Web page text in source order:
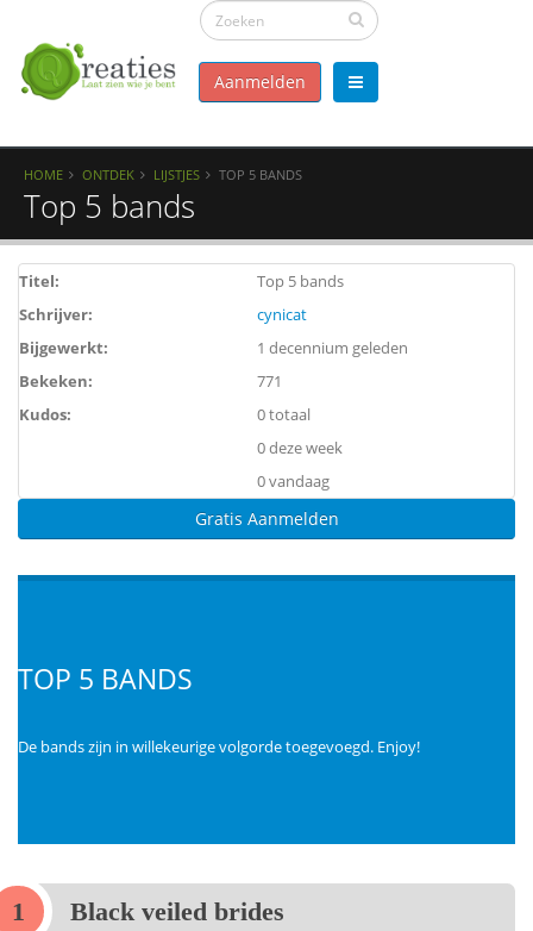
Aanmelden
HOME ONTDEK LIJSTJES TOP 5 BANDS
Top 5 bands
Titel:
Top 5 bands
Schrijver:
cynicat
Bijgewerkt:
1 decennium geleden
Bekeken:
771
Kudos:
0 totaal
0 deze week
0 vandaag
Gratis Aanmelden
TOP 5 BANDS
De bands zijn in willekeurige volgorde toegevoegd. Enjoy!
Black veiled brides